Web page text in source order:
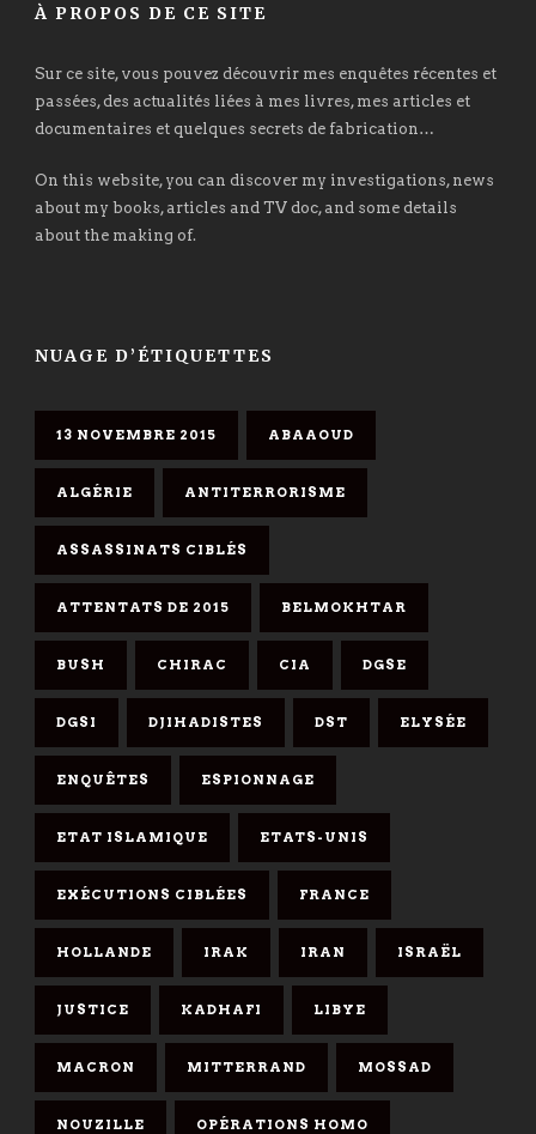
À PROPOS DE CE SITE
Sur ce site, vous pouvez découvrir mes enquêtes récentes et
passées, des actualités liées à mes livres, mes articles et
documentaires et quelques secrets de fabrication…
On this website, you can discover my investigations, news
about my books, articles and TV doc, and some details
about the making of.
NUAGE D’ÉTIQUETTES
13 NOVEMBRE 2015 ABAAOUD
ALGÉRIE ANTITERRORISME
ASSASSINATS CIBLÉS
ATTENTATS DE 2015 BELMOKHTAR
BUSH CHIRAC CIA DGSE
DGSI DJIHADISTES DST ELYSÉE
ENQUÊTES ESPIONNAGE
ETAT ISLAMIQUE ETATS-UNIS
EXÉCUTIONS CIBLÉES FRANCE
HOLLANDE IRAK IRAN ISRAËL
JUSTICE KADHAFI LIBYE
MACRON MITTERRAND MOSSAD
NOUZILLE OPÉRATIONS HOMO